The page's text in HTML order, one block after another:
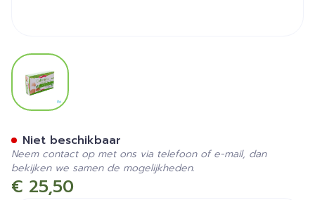
View larger image
€ 25,50
Niet beschikbaar
Neem contact op met ons via telefoon of e-mail, dan
bekijken we samen de mogelijkheden.